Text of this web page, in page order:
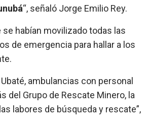
“, señaló Jorge Emilio Rey.
habían movilizado todas las
de emergencia para hallar a los
ambulancias con personal
del Grupo de Rescate Minero, la
labores de búsqueda y rescate”,